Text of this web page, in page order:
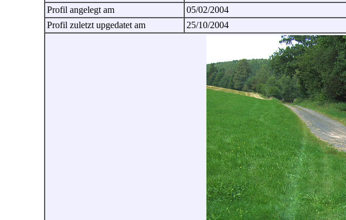
Profil angelegt am
05/02/2004
Profil zuletzt upgedatet am
25/10/2004